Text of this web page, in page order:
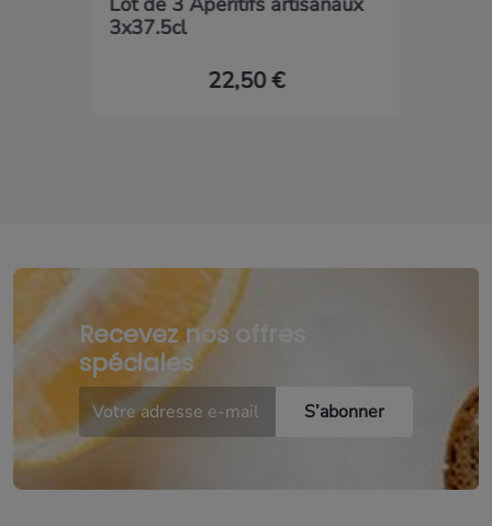
3x37.5cl
22,50 €
Recevez nos offres
spéciales